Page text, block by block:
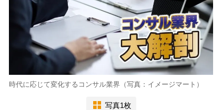
時代に応じて変化するコンサル業界（写真：イメージマート）
写真1枚